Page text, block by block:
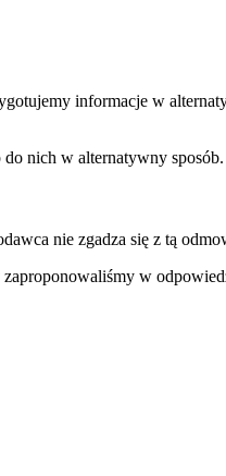
informacje w
nich w alternatywny sposób.
nie zgadza się z tą
w